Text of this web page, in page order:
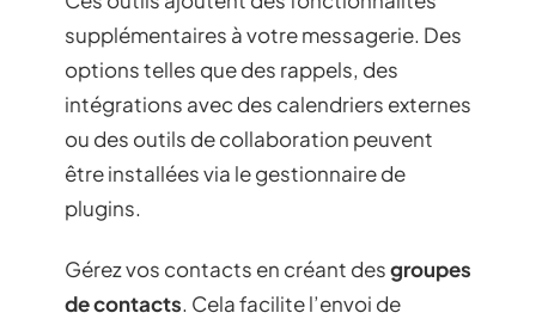
supplémentaires à votre messagerie. Des
options telles que des rappels, des
intégrations avec des calendriers externes
ou des outils de collaboration peuvent
être installées via le gestionnaire de
plugins.
Gérez vos contacts en créant desgroupes
de contacts. Cela facilite l’envoi de